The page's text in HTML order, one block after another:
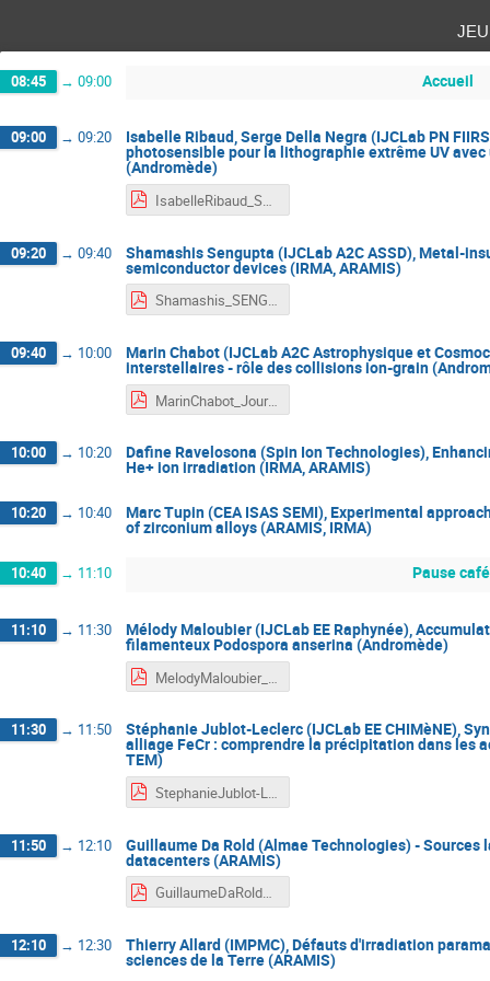
08:45 → 09:00 Accueil
09:00 → 09:20 Isabelle Ribaud, Serge Della Negra (IJCLab PN
photosensible pour la lithographie extrême UV
(Andromède)
IsabelleRibaud_SergeDellaNegra_JourneesMOSAIC2024.pdf
09:20 → 09:40 Shamashis Sengupta (IJCLab A2C ASSD), Metal-
semiconductor devices (IRMA, ARAMIS)
Shamashis_SENGUPTA_JourneesMOSAIC2024.pdf
09:40 → 10:00 Marin Chabot (IJCLab A2C Astrophysique et
interstellaires - rôle des collisions ion-grain
MarinChabot_JourneesMOSAIC2024.pdf
10:00 → 10:20 Dafine Ravelosona (Spin Ion Technologies),
He+ ion irradiation (IRMA, ARAMIS)
10:20 → 10:40 Marc Tupin (CEA ISAS SEMI), Experimental
of zirconium alloys (ARAMIS, IRMA)
10:40 → 11:10 Pause café
11:10 → 11:30 Mélody Maloubier (IJCLab EE Raphynée),
filamenteux Podospora anserina (Andromède)
11:30 → 11:50 Stéphanie Jublot-Leclerc (IJCLab EE CHIMèNE),
alliage FeCr : comprendre la précipitation dans les
TEM)
StephanieJublot-Leclerc_JourneesMOSAIC2024.pdf
11:50 → 12:10 Guillaume Da Rold (Almae Technologies) -
datacenters (ARAMIS)
GuillaumeDaRold_JourneesMOSAIC2024.pdf
12:10 → 12:30 Thierry Allard (IMPMC), Défauts d'irradiation
sciences de la Terre (ARAMIS)